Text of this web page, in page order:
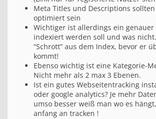
Meta Titles und Descriptions
optimiert sein
Wichtiger ist allerdings ein genauer
indexiert werden soll und was
“Schrott” aus dem Index, bevor er
kommt!
Ebenso wichtig ist eine Kategorie-
Nicht mehr als 2 max 3 Ebenen.
Ist ein gutes Webseitentracking
oder google analytics? Je mehr
umso besser weiß man wo es
anfang an tracken !